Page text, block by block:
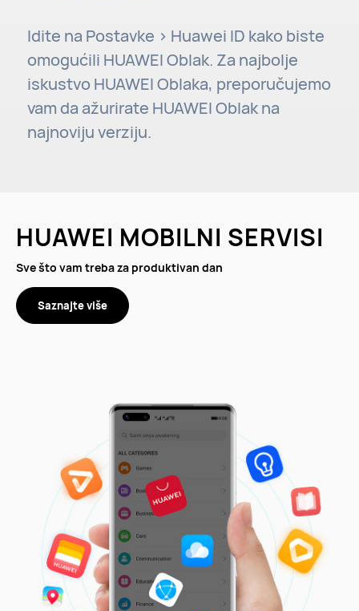
Idite na Postavke > Huawei ID kako biste
omogućili HUAWEI Oblak. Za najbolje
iskustvo HUAWEI Oblaka, preporučujemo
vam da ažurirate HUAWEI Oblak na
najnoviju verziju.
HUAWEI MOBILNI SERVISI
Sve što vam treba za produktivan dan
Saznajte više